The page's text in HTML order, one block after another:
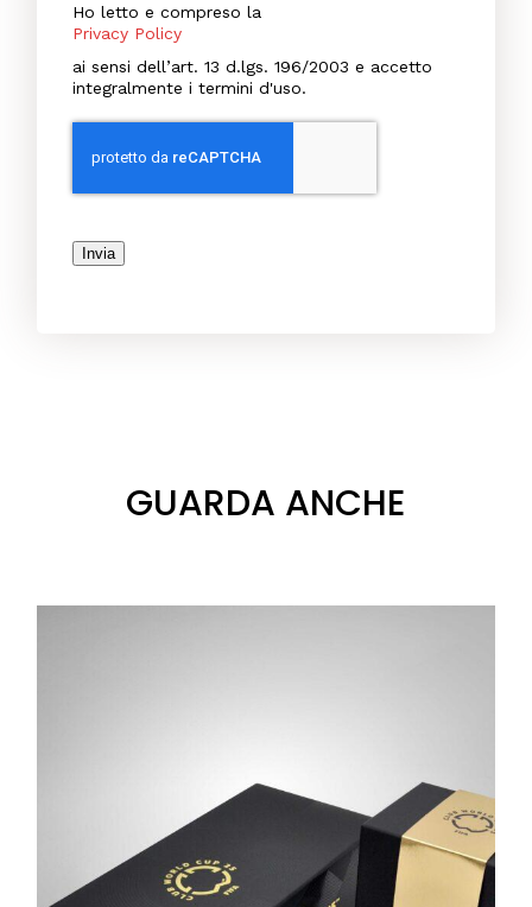
Ho letto e compreso la
Privacy Policy
ai sensi dell’art. 13 d.lgs. 196/2003 e accetto
integralmente i termini d'uso.
Invia
GUARDA ANCHE